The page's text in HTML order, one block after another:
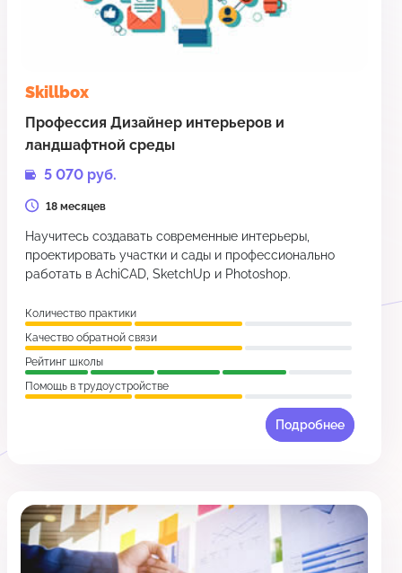
Skillbox
Профессия Дизайнер интерьеров и
ландшафтной среды
5 070 руб.
18 месяцев
Научитесь создавать современные интерьеры,
проектировать участки и сады и профессионально
работать в AchiCAD, SketchUp и Photoshop.
Количество практики
Качество обратной связи
Рейтинг школы
Помощь в трудоустройстве
Подробнее